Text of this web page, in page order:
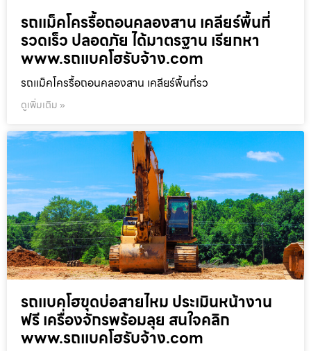
รถแม็คโครรื้อถอนคลองสาน เคลียร์พื้นที่
รวดเร็ว ปลอดภัย ได้มาตรฐาน เรียกหา
www.รถแบคโฮรับจ้าง.com
รถแม็คโครรื้อถอนคลองสาน เคลียร์พื้นที่รว
ดูเพิ่มเติม »
รถแบคโฮขุดบ่อสายไหม ประเมินหน้างาน
ฟรี เครื่องจักรพร้อมลุย สนใจคลิก
www.รถแบคโฮรับจ้าง.com